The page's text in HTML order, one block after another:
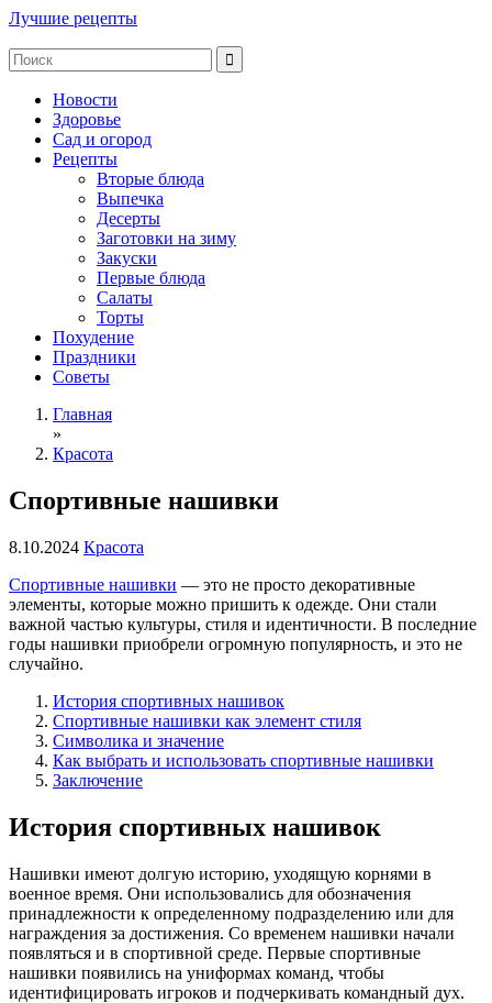
Лучшие рецепты
Новости
Здоровье
Сад и огород
Рецепты
Вторые блюда
Выпечка
Десерты
Заготовки на зиму
Закуски
Первые блюда
Салаты
Торты
Похудение
Праздники
Советы
Главная
»
Красота
Спортивные нашивки
8.10.2024 Красота
Спортивные нашивки — это не просто декоративные
элементы, которые можно пришить к одежде. Они стали
важной частью культуры, стиля и идентичности. В последние
годы нашивки приобрели огромную популярность, и это не
случайно.
История спортивных нашивок
Спортивные нашивки как элемент стиля
Символика и значение
Как выбрать и использовать спортивные нашивки
Заключение
История спортивных нашивок
Нашивки имеют долгую историю, уходящую корнями в
военное время. Они использовались для обозначения
принадлежности к определенному подразделению или для
награждения за достижения. Со временем нашивки начали
появляться и в спортивной среде. Первые спортивные
нашивки появились на униформах команд, чтобы
идентифицировать игроков и подчеркивать командный дух.